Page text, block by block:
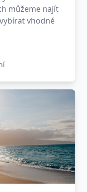
můžeme najít
vhodné